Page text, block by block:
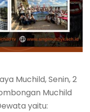
Muchild, Senin, 2
Muchild
yaitu: